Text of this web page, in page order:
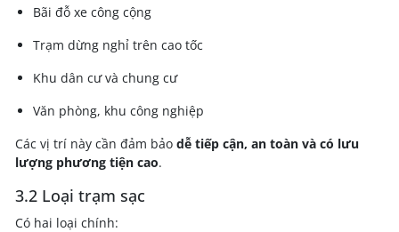
Bãi đỗ xe công cộng
Trạm dừng nghỉ trên cao tốc
Khu dân cư và chung cư
Văn phòng, khu công nghiệp
Các vị trí này cần đảm bảo dễ tiếp cận, an toàn và có lưu
lượng phương tiện cao.
3.2 Loại trạm sạc
Có hai loại chính: